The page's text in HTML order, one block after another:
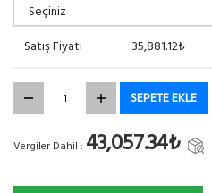
Satış Fiyatı 35,881.12₺
SEPETE EKLE
Vergiler Dahil : 43,057.34₺